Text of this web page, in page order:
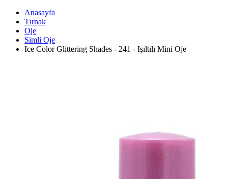
Anasayfa
Tırnak
Oje
Simli Oje
Ice Color Glittering Shades - 241 - Işıltılı Mini Oje